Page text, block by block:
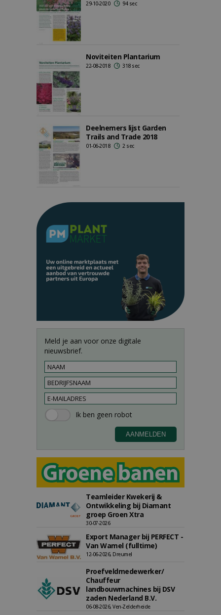
29-10-2020 94 sec
Noviteiten Plantarium
22-08-2018 318 sec
Deelnemers lijst Garden
Trails and Trade 2018
01-06-2018 2 sec
Meld je aan voor onze digitale
nieuwsbrief.
Teamleider Kwekerij &
Ontwikkeling bij Diamant
groep Groen Xtra
30-07-2026
Export Manager bij PERFECT -
Van Wamel (fulltime)
12-06-2026, Dreumel
Proefveldmedewerker/
Chauffeur
landbouwmachines bij DSV
zaden Nederland B.V.
06-08-2026, Ven-Zelderheide